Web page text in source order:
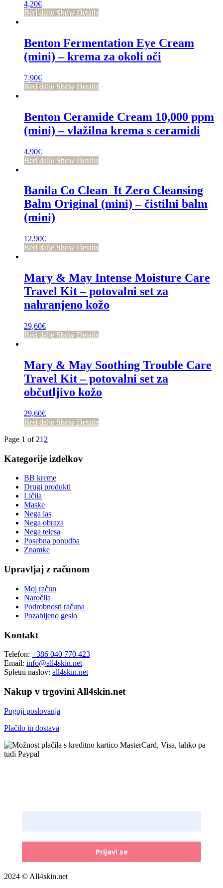
4,20€
Beri dalje Show Details
Benton Fermentation Eye Cream
(mini) – krema za okoli oči
7,90€
Beri dalje Show Details
Benton Ceramide Cream 10,000 ppm
(mini) – vlažilna krema s ceramidi
4,90€
Beri dalje Show Details
Banila Co Clean It Zero Cleansing
Balm Original (mini) – čistilni balm
(mini)
12,90€
Beri dalje Show Details
Mary & May Intense Moisture Care
Travel Kit – potovalni set za
nahranjeno kožo
29,60€
Beri dalje Show Details
Mary & May Soothing Trouble Care
Travel Kit – potovalni set za
občutljivo kožo
29,60€
Beri dalje Show Details
Page 1 of 21 2
Kategorije izdelkov
BB kreme
Drugi produkti
Ličila
Maske
Nega las
Nega obraza
Nega telesa
Posebna ponudba
Znamke
Upravljaj z računom
Moj račun
Naročila
Podrobnosti računa
Pozabljeno geslo
Kontakt
Telefon: +386 040 770 423
Email: info@all4skin.net
Spletni naslov: all4skin.net
Nakup v trgovini All4skin.net
Pogoji poslovanja
Plačilo in dostava
Prijavi se
2024 © All4skin.net